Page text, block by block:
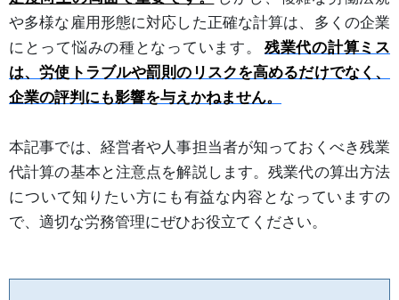
や多様な雇用形態に対応した正確な計算は、多くの企業
にとって悩みの種となっています。
残業代の計算ミス
は、労使トラブルや罰則のリスクを高めるだけでなく、
企業の評判にも影響を与えかねません。
本記事では、経営者や人事担当者が知っておくべき残業
代計算の基本と注意点を解説します。残業代の算出方法
について知りたい方にも有益な内容となっていますの
で、適切な労務管理にぜひお役立てください。